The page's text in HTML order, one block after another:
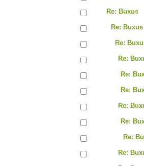
Re: Buxus
Re: Buxus
Re:
Re:
Re:
Re:
Re:
Re:
Re:
Re: